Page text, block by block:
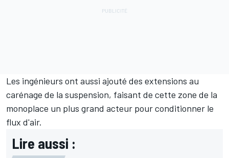
Les ingénieurs ont aussi ajouté des extensions au
carénage de la suspension, faisant de cette zone de la
monoplace un plus grand acteur pour conditionner le
flux d'air.
Lire aussi :